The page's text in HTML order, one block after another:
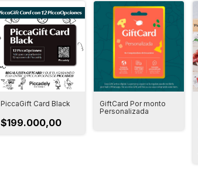
PiccaGift Card Black
$199.000,00
GiftCard Por monto
Personalizada